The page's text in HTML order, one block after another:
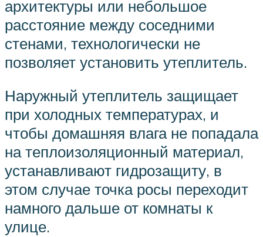
архитектуры или небольшое
расстояние между соседними
стенами, технологически не
позволяет установить утеплитель.
Наружный утеплитель защищает
при холодных температурах, и
чтобы домашняя влага не попадала
на теплоизоляционный материал,
устанавливают гидрозащиту, в
этом случае точка росы переходит
намного дальше от комнаты к
улице.